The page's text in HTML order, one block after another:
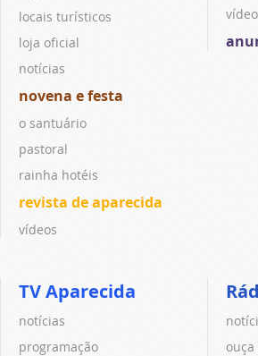
locais turísticos
loja oficial
notícias
novena e festa
o santuário
pastoral
rainha hotéis
revista de aparecida
vídeos
TV Aparecida
notícias
programação
ouça